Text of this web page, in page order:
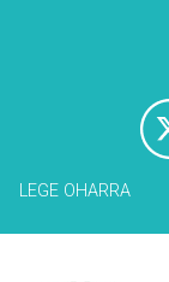
LEGE OHARRA